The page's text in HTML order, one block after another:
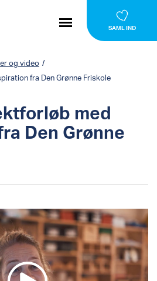
SAML IND
og video /
fra Den Grønne Friskole
med
Den Grønne